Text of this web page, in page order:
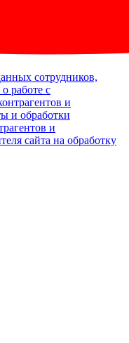
сотрудников,
работе с
и
и обработки
и
сайта на обработку